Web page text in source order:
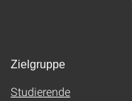
Zielgruppe
Studierende